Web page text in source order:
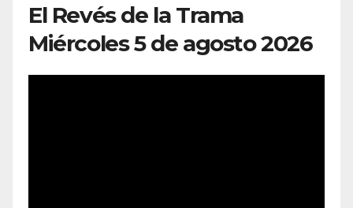
El Revés de la Trama
Miércoles 5 de agosto 2026